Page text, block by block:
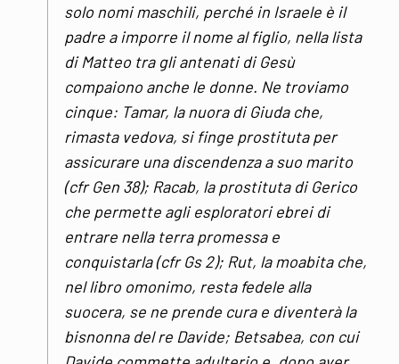
solo nomi maschili, perché in Israele è il
padre a imporre il nome al figlio, nella lista
di Matteo tra gli antenati di Gesù
compaiono anche le donne. Ne troviamo
cinque: Tamar, la nuora di Giuda che,
rimasta vedova, si finge prostituta per
assicurare una discendenza a suo marito
(cfr Gen 38); Racab, la prostituta di Gerico
che permette agli esploratori ebrei di
entrare nella terra promessa e
conquistarla (cfr Gs 2); Rut, la moabita che,
nel libro omonimo, resta fedele alla
suocera, se ne prende cura e diventerà la
bisnonna del re Davide; Betsabea, con cui